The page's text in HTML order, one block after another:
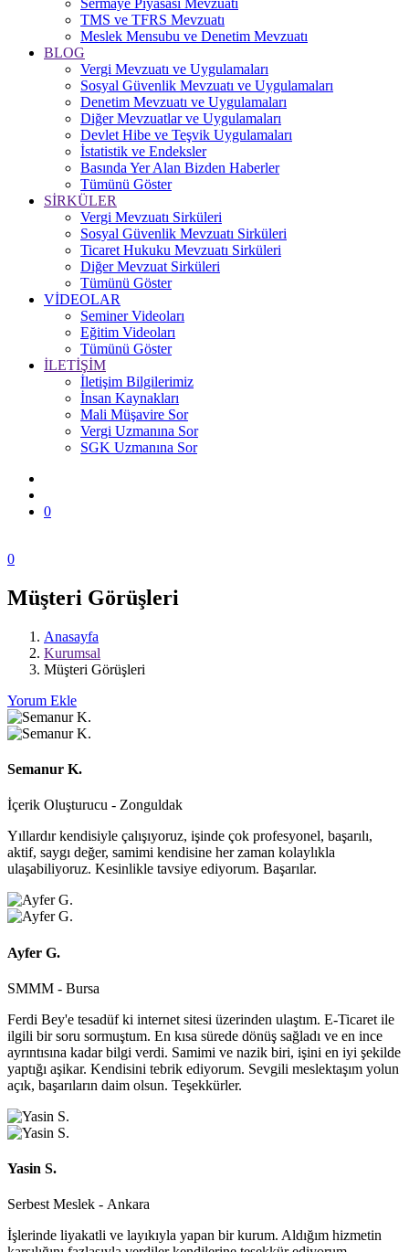
Sermaye Piyasası Mevzuatı
TMS ve TFRS Mevzuatı
Meslek Mensubu ve Denetim Mevzuatı
BLOG
Vergi Mevzuatı ve Uygulamaları
Sosyal Güvenlik Mevzuatı ve Uygulamaları
Denetim Mevzuatı ve Uygulamaları
Diğer Mevzuatlar ve Uygulamaları
Devlet Hibe ve Teşvik Uygulamaları
İstatistik ve Endeksler
Basında Yer Alan Bizden Haberler
Tümünü Göster
SİRKÜLER
Vergi Mevzuatı Sirküleri
Sosyal Güvenlik Mevzuatı Sirküleri
Ticaret Hukuku Mevzuatı Sirküleri
Diğer Mevzuat Sirküleri
Tümünü Göster
VİDEOLAR
Seminer Videoları
Eğitim Videoları
Tümünü Göster
İLETİŞİM
İletişim Bilgilerimiz
İnsan Kaynakları
Mali Müşavire Sor
Vergi Uzmanına Sor
SGK Uzmanına Sor
0
0
Zonguldak
Ereğli
Mali
Müşavir
Ferdi
Asım
Hellaç
Müşteri Görüşleri
Anasayfa
Kurumsal
Müşteri Görüşleri
Yorum Ekle
Semanur K.
İçerik Oluşturucu - Zonguldak
Yıllardır kendisiyle çalışıyoruz, işinde çok profesyonel, başarılı,
aktif, saygı değer, samimi kendisine her zaman kolaylıkla
ulaşabiliyoruz. Kesinlikle tavsiye ediyorum. Başarılar.
Ayfer G.
SMMM - Bursa
Ferdi Bey'e tesadüf ki internet sitesi üzerinden ulaştım. E-Ticaret ile
ilgili bir soru sormuştum. En kısa sürede dönüş sağladı ve en ince
ayrıntısına kadar bilgi verdi. Samimi ve nazik biri, işini en iyi şekilde
yaptığı aşikar. Kendisini tebrik ediyorum. Sevgili meslektaşım yolun
açık, başarıların daim olsun. Teşekkürler.
Yasin S.
Serbest Meslek - Ankara
İşlerinde liyakatli ve layıkıyla yapan bir kurum. Aldığım hizmetin